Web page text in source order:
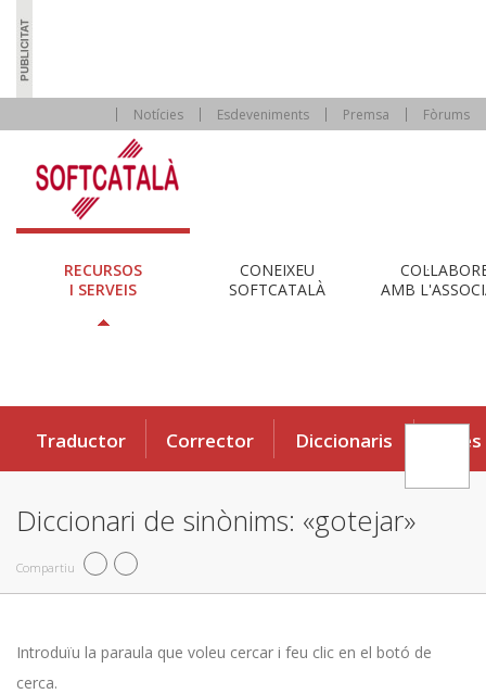
Notícies Esdeveniments Premsa Fòrums
RECURSOS
I SERVEIS
CONEIXEU
SOFTCATALÀ
AMB
Traductor Corrector Diccionaris Eines
Diccionari de sinònims: «gotejar»
Compartiu
Introduïu la paraula que voleu cercar i feu clic en el botó de
cerca.